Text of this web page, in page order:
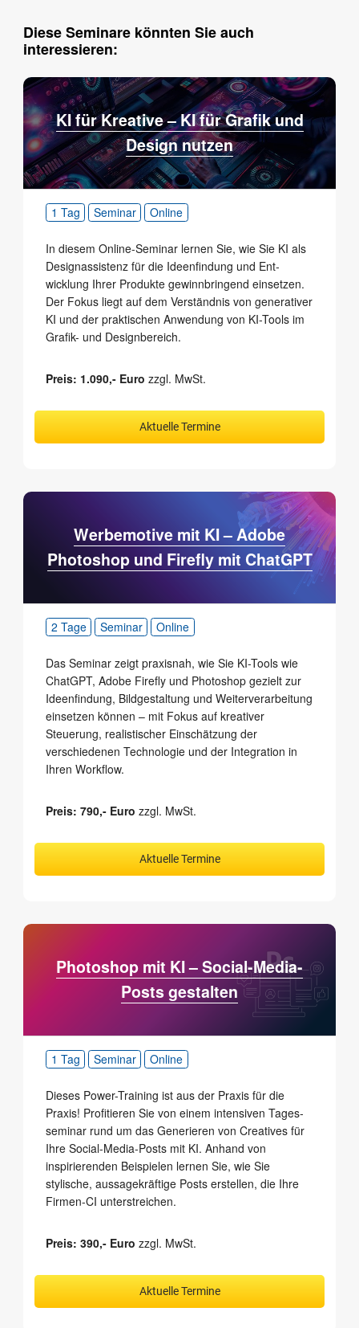
Diese Seminare könnten Sie auch
interessieren:
KI für Kreative – KI für Grafik und
Design nutzen
1 Tag Seminar Online
In diesem Online-Seminar lernen Sie, wie Sie KI als
Designas­sistenz für die Ideenfindung und Ent­
wicklung Ihrer Produkte gewinnbrin­gend einsetzen.
Der Fokus liegt auf dem Verständnis von generativer
KI und der praktischen Anwendung von KI-Tools im
Grafik- und Designbe­reich.
Preis: 1.090,- Euro zzgl. MwSt.
Aktuelle Termine
Werbemotive mit KI – Adobe
Photoshop und Firefly mit ChatGPT
2 Tage Seminar Online
Das Seminar zeigt praxisnah, wie Sie KI-Tools wie
ChatGPT, Adobe Firefly und Photoshop gezielt zur
Ideen­findung, Bildgestaltung und Weiter­verarbeitung
einsetzen können – mit Fokus auf kreativer
Steuerung, realistischer Einschätzung der
verschiedenen Technologie und der Integration in
Ihren Workflow.
Preis: 790,- Euro zzgl. MwSt.
Aktuelle Termine
Photoshop mit KI – Social-Media-
Posts gestalten
1 Tag Seminar Online
Dieses Power-Training ist aus der Praxis für die
Praxis! Profitieren Sie von einem intensiven Tages­
seminar rund um das Generieren von Crea­tives für
Ihre Social-Media-Posts mit KI. Anhand von
inspirierenden Beispie­len lernen Sie, wie Sie
stylische, aussage­kräftige Posts erstellen, die Ihre
Firmen-CI unterstreichen.
Preis: 390,- Euro zzgl. MwSt.
Aktuelle Termine